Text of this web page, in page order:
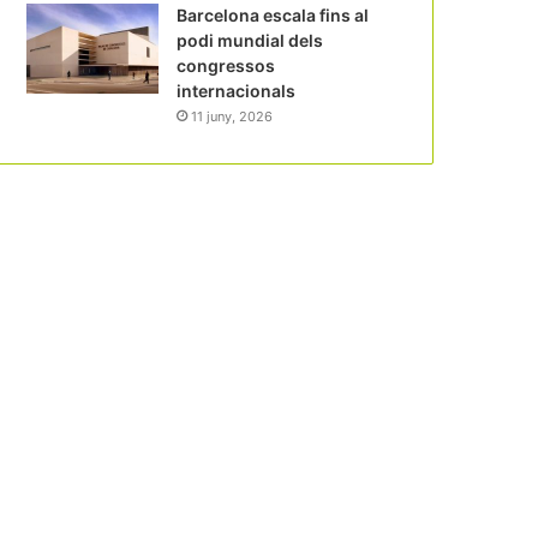
Barcelona escala fins al
podi mundial dels
congressos
internacionals
11 juny, 2026